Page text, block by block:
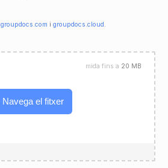
groupdocs.com i groupdocs.cloud .
Navega el fitxer
mida fins a 20 MB